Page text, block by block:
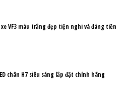
VF3 màu trắng đẹp tiện nghi và đáng tiền
chân H7 siêu sáng lắp đặt chính hãng